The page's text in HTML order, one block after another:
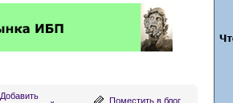
Добавить
Поместить в блог